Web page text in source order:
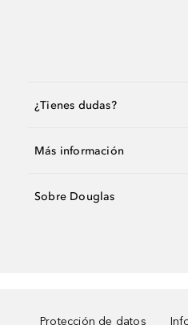
¿Tienes dudas?
Más información
Sobre Douglas
Protección de datos